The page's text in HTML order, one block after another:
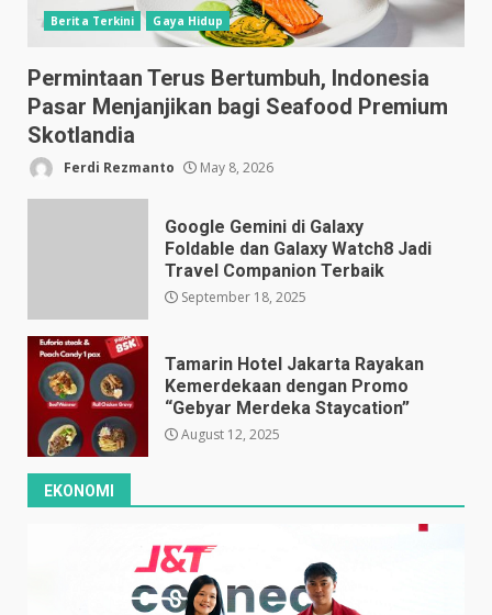
Berita Terkini Gaya Hidup
Permintaan Terus Bertumbuh, Indonesia
Pasar Menjanjikan bagi Seafood Premium
Skotlandia
Ferdi Rezmanto May 8, 2026
Google Gemini di Galaxy
Foldable dan Galaxy Watch8 Jadi
Travel Companion Terbaik
September 18, 2025
Tamarin Hotel Jakarta Rayakan
Kemerdekaan dengan Promo
“Gebyar Merdeka Staycation”
August 12, 2025
EKONOMI